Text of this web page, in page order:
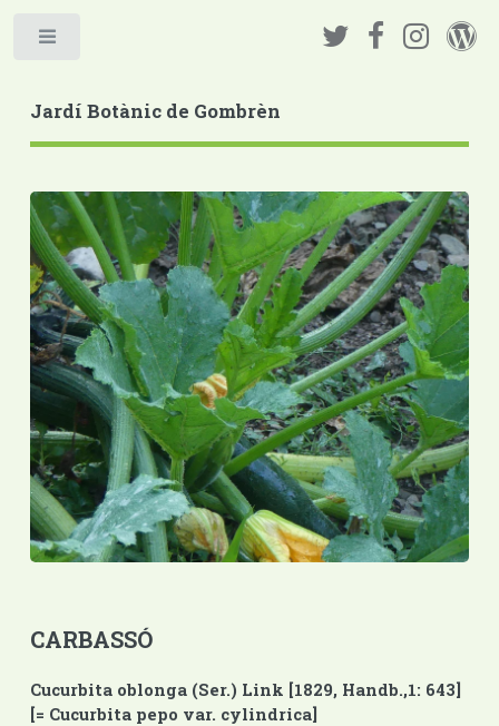
Jardí Botànic de Gombrèn
CARBASSÓ
Cucurbita oblonga (Ser.) Link [1829, Handb.,1: 643]
[= Cucurbita pepo var. cylindrica]